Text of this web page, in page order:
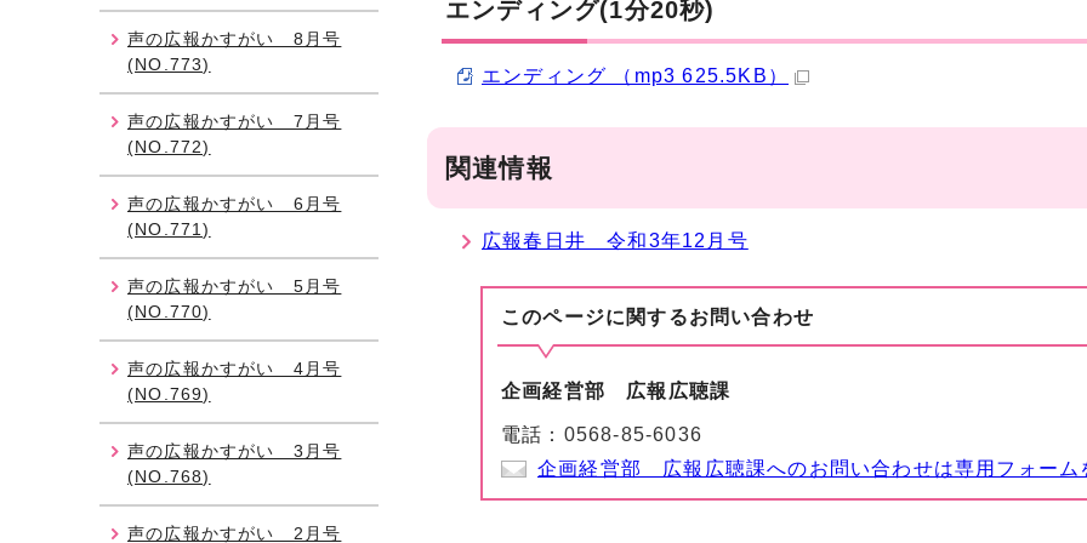
エンディング(1分20秒)
エンディング （mp3 625.5KB）
関連情報
広報春日井 令和3年12月号
このページに関するお問い合わせ
企画経営部 広報広聴課
電話： 0568-85-6036
企画経営部 広報広聴課へのお問い合わせは専用フォーム
声の広報かすがい 8月号
(NO.773)
声の広報かすがい 7月号
(NO.772)
声の広報かすがい 6月号
(NO.771)
声の広報かすがい 5月号
(NO.770)
声の広報かすがい 4月号
(NO.769)
声の広報かすがい 3月号
(NO.768)
声の広報かすがい 2月号